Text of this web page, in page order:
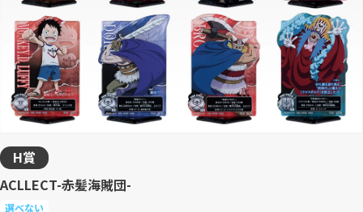
H賞
ACLLECT-赤髪海賊団-
選べない